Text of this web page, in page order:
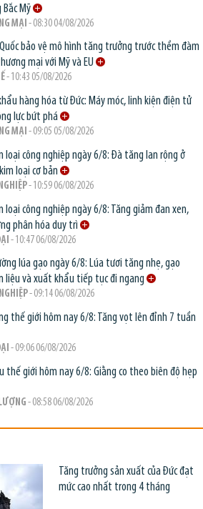
Mỹ
MẠI - 08:30 04/08/2026
bảo vệ mô hình tăng trưởng trước thềm đàm
mại với Mỹ và EU
- 10:43 05/08/2026
hàng hóa từ Đức: Máy móc, linh kiện điện tử
lực bứt phá
MẠI - 09:05 05/08/2026
loại công nghiệp ngày 6/8: Đà tăng lan rộng ở
loại cơ bản
- 10:59 06/08/2026
loại công nghiệp ngày 6/8: Tăng giảm đan xen,
phân hóa duy trì
- 10:47 06/08/2026
lúa gạo ngày 6/8: Lúa tươi tăng nhẹ, gạo
liệu và xuất khẩu tiếp tục đi ngang
- 09:14 06/08/2026
thế giới hôm nay 6/8: Tăng vọt lên đỉnh 7 tuần
- 09:06 06/08/2026
thế giới hôm nay 6/8: Giằng co theo biên độ hẹp
- 08:58 06/08/2026
Tăng trưởng sản xuất của Đức đạt
mức cao nhất trong 4 tháng